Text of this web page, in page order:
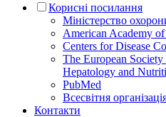
Корисні посилання
Міністерство
American Academy
Centers for Disease
The European
Hepatology and
PubMed
Всесвітня
Контакти